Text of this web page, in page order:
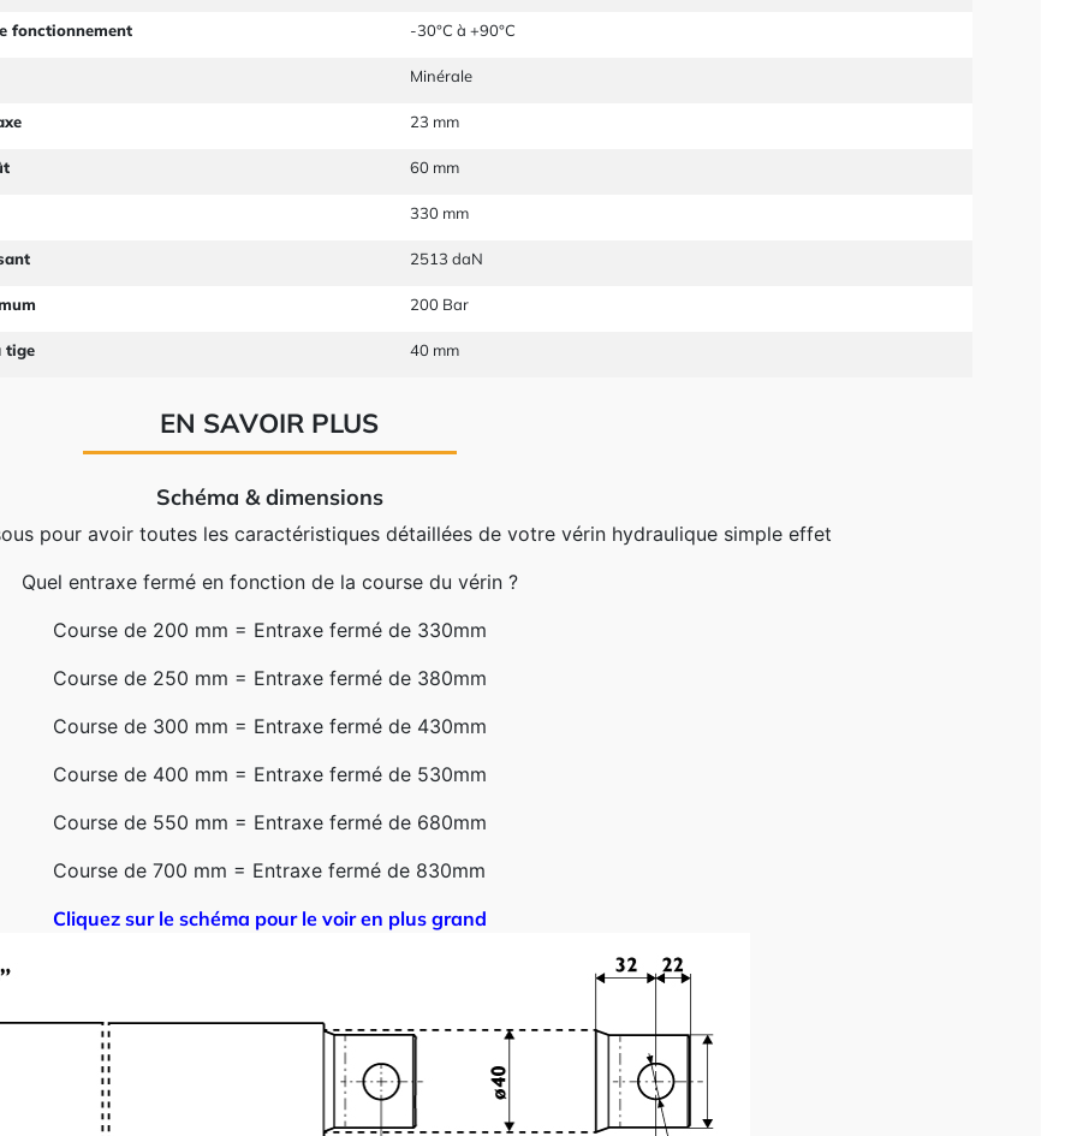
fonctionnement -30°C à +90°C
Minérale
23 mm
60 mm
330 mm
2513 daN
200 Bar
tige 40 mm
EN SAVOIR PLUS
Schéma & dimensions
pour avoir toutes les caractéristiques détaillées de votre vérin hydraulique simple effet
Quel entraxe fermé en fonction de la course du vérin ?
Course de 200 mm = Entraxe fermé de 330mm
Course de 250 mm = Entraxe fermé de 380mm
Course de 300 mm = Entraxe fermé de 430mm
Course de 400 mm = Entraxe fermé de 530mm
Course de 550 mm = Entraxe fermé de 680mm
Course de 700 mm = Entraxe fermé de 830mm
Cliquez sur le schéma pour le voir en plus grand